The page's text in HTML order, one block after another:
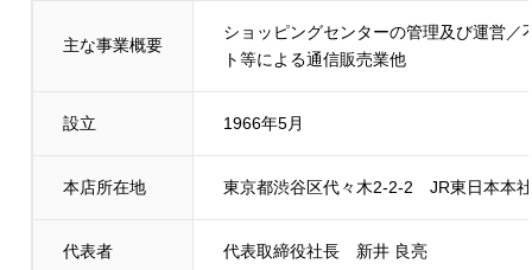
主な事業概要
ショッピングセンターの管理及び運営／
ト等による通信販売業他
設立 1966年5月
本店所在地 東京都渋谷区代々木2-2-2 JR東日本本
代表者 代表取締役社長 新井 良亮